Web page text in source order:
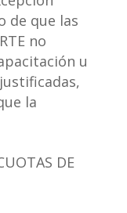
de que las
no
u
la
DE